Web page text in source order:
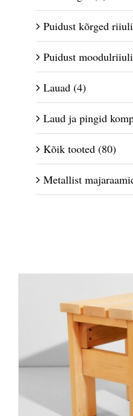
Puidust kõrged
Puidust
Lauad (4)
Laud ja pingid
Kõik tooted (80)
Metallist